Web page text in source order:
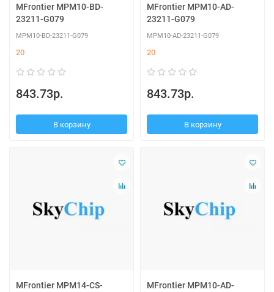
MFrontier MPM10-BD-
23211-G079
MPM10-BD-23211-G079
20
843.73р.
В корзину
MFrontier MPM10-AD-
23211-G079
MPM10-AD-23211-G079
20
843.73р.
В корзину
MFrontier MPM14-CS-
MFrontier MPM10-AD-